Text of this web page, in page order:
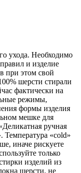
ухода. Необходимо
и изделие
при этом свой
шерсти стирали
фактически на
режимы,
формы изделия
мешке для
ручная
«cold»
иначе рискуете
только
изделий из
шерсти, не